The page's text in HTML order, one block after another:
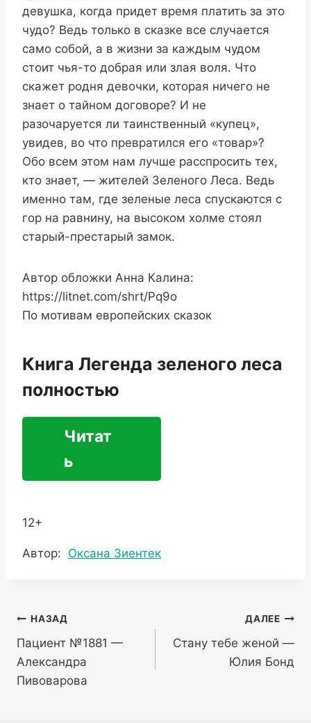
девушка, когда придет время платить за это
чудо? Ведь только в сказке все случается
само собой, а в жизни за каждым чудом
стоит чья-то добрая или злая воля. Что
скажет родня девочки, которая ничего не
знает о тайном договоре? И не
разочаруется ли таинственный «купец»,
увидев, во что превратился его «товар»?
Обо всем этом нам лучше расспросить тех,
кто знает, — жителей Зеленого Леса. Ведь
именно там, где зеленые леса спускаются с
гор на равнину, на высоком холме стоял
старый-престарый замок.
Автор обложки Анна Калина:
https://litnet.com/shrt/Pq9o
По мотивам европейских сказок
Книга Легенда зеленого леса
полностью
Читат
ь
12+
Метки
Автор: Оксана Зиентек
Навигация
по
записям
НАЗАД
Пациент №1881 —
Александра
Пивоварова
ДАЛЕЕ
Стану тебе женой —
Юлия Бонд